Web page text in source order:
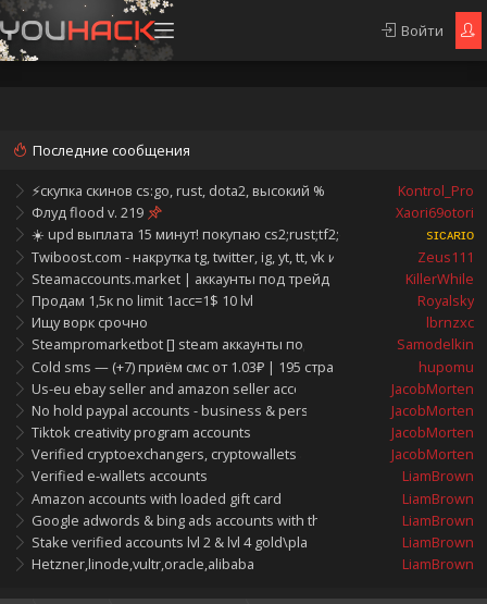
Последние сообщения
⚡скупка скинов cs:go, rust, dota2, высокий %, быстрые выплаты [деп
Kontrol_Pro
Флуд flood v. 219
Xaori69otori
☀️ upd выплата 15 минут! покупаю cs2;rust;tf2;dota2: hold, ботами,
sɪᴄᴀʀɪᴏ
Twiboost.com - накрутка tg, twitter, ig, yt, tt, vk и пр. | быстраяZeus111
Steamaccounts.market | аккаунты под трейд и парсинг |KillerWhile
Продам 1,5к no limit 1acc=1$ 10 lvl
Royalsky
Ищу ворк срочно
lbrnzxc
Steampromarketbot [] steam аккаунты под трейд
Samodelkin
Cold sms — (+7) приём смс от 1.03₽ | 195 стран + рф | 24/7 тг-бот |
hupomu
Us-eu ebay seller and amazon seller accounts
JacobMorten
No hold paypal accounts - business & personal accountsJacobMorten
Tiktok creativity program accounts
JacobMorten
Verified cryptoexchangers, cryptowallets accounts
JacobMorten
Verified e-wallets accounts
LiamBrown
Amazon accounts with loaded gift card
LiamBrown
Google adwords & bing ads accounts with threshold/balanceLiamBrown
Stake verified accounts lvl 2 & lvl 4 gold\platinum
LiamBrown
Hetzner,linode,vultr,oracle,alibaba
LiamBrown
Войти